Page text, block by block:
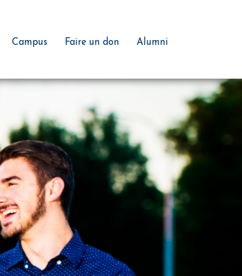
Campus Faire un don Alumni